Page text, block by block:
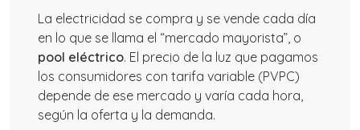
La electricidad se compra y se vende cada día
en lo que se llama el “mercado mayorista”, o
pool eléctrico. El precio de la luz que pagamos
los consumidores con tarifa variable (PVPC)
depende de ese mercado y varía cada hora,
según la oferta y la demanda.